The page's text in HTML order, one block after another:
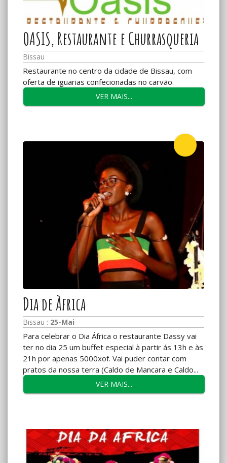
OASIS, Restaurante e Churrasqueria
Bissau
Restaurante no centro da cidade de Bissau, com
oferta de iguarias confecionadas no carvão.
VER MAIS...
Dia de Àfrica
Bissau : 25-Mai
Para celebrar o Dia África o restaurante Dassy vai
ter no dia 25 um buffet especial à partir ás 13h e às
21h por apenas 5000xof. Vai puder contar com
pratos da nossa terra (Caldo de Mancara e Caldo...
VER MAIS...